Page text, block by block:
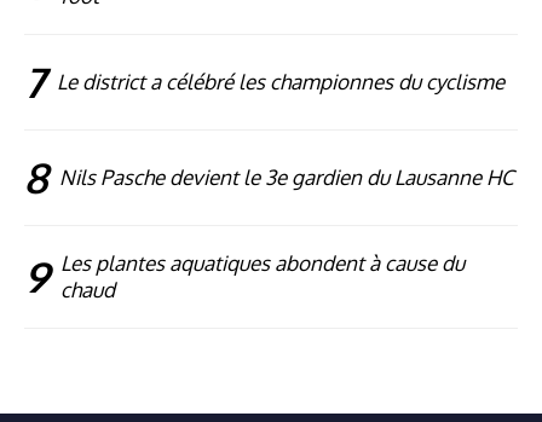
7 Le district a célébré les championnes du cyclisme
8 Nils Pasche devient le 3e gardien du Lausanne HC
9 Les plantes aquatiques abondent à cause du
chaud